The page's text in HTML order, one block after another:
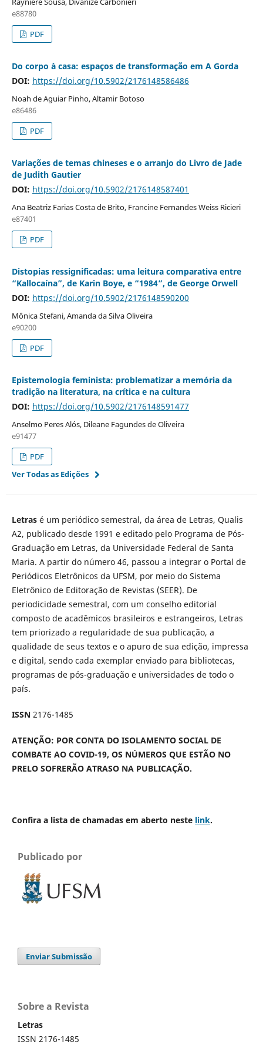
e88780
PDF
Do corpo à casa: espaços de transformação em A Gorda
DOI: https://doi.org/10.5902/2176148586486
Noah de Aguiar Pinho, Altamir Botoso
e86486
PDF
Variações de temas chineses e o arranjo do Livro de Jade
de Judith Gautier
DOI: https://doi.org/10.5902/2176148587401
Ana Beatriz Farias Costa de Brito, Francine Fernandes Weiss Ricieri
e87401
PDF
Distopias ressignificadas: uma leitura comparativa entre
“Kallocaína”, de Karin Boye, e “1984”, de George Orwell
DOI: https://doi.org/10.5902/2176148590200
Mônica Stefani, Amanda da Silva Oliveira
e90200
PDF
Epistemologia feminista: problematizar a memória da
tradição na literatura, na crítica e na cultura
DOI: https://doi.org/10.5902/2176148591477
Anselmo Peres Alós, Dileane Fagundes de Oliveira
e91477
PDF
Ver Todas as Edições
Letras é um periódico semestral, da área de Letras, Qualis
A2, publicado desde 1991 e editado pelo Programa de Pós-
Graduação em Letras, da Universidade Federal de Santa
Maria. A partir do número 46, passou a integrar o Portal de
Periódicos Eletrônicos da UFSM, por meio do Sistema
Eletrônico de Editoração de Revistas (SEER). De
periodicidade semestral, com um conselho editorial
composto de acadêmicos brasileiros e estrangeiros, Letras
tem priorizado a regularidade de sua publicação, a
qualidade de seus textos e o apuro de sua edição, impressa
e digital, sendo cada exemplar enviado para bibliotecas,
programas de pós-graduação e universidades de todo o
país.
ISSN2176-1485
ATENÇÃO: POR CONTA DO ISOLAMENTO SOCIAL DE
COMBATE AO COVID-19, OS NÚMEROS QUE ESTÃO NO
PRELO SOFRERÃO ATRASO NA PUBLICAÇÃO.
Confira a lista de chamadas em aberto neste link.
Publicado por
Enviar Submissão
Sobre a Revista
Letras
ISSN 2176-1485